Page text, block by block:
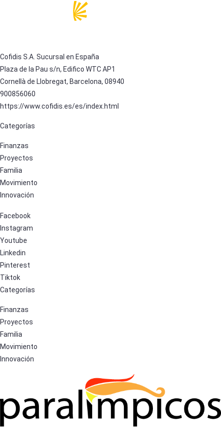
Cofidis S.A. Sucursal en España
Plaza de la Pau s/n, Edifico WTC AP1
Cornellà de Llobregat, Barcelona, 08940
900856060
https://www.cofidis.es/es/index.html
Categorías
Finanzas
Proyectos
Familia
Movimiento
Innovación
Facebook
Instagram
Youtube
Linkedin
Pinterest
Tiktok
Categorías
Finanzas
Proyectos
Familia
Movimiento
Innovación